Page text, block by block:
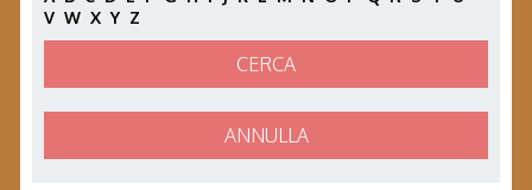
V W X Y Z
CERCA
ANNULLA